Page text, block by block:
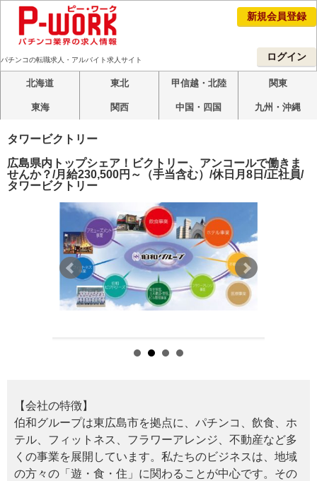
新規会員登録
ログイン
パチンコの転職求人・アルバイト求人サイト
北海道 東北 甲信越・北陸 関東
東海 関西 中国・四国 九州・沖縄
タワービクトリー
広島県内トップシェア！ビクトリー、アンコールで働きま
せんか？/月給230,500円～（手当含む）/休日月8日/正社員/
タワービクトリー
【会社の特徴】
伯和グループは東広島市を拠点に、パチンコ、飲食、ホ
テル、フィットネス、フラワーアレンジ、不動産など多
くの事業を展開しています。私たちのビジネスは、地域
の方々の「遊・食・住」に関わることが中心です。その